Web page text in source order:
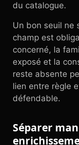
du catalogue.
Un bon seuil ne
champ est
concerné, la
exposé et la
reste absente
lien entre règle
défendable.
Séparer